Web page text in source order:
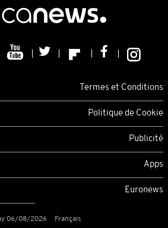
Termes et Conditions
Politique de Cookie
Publicité
Apps
Euronews
06/08/2026